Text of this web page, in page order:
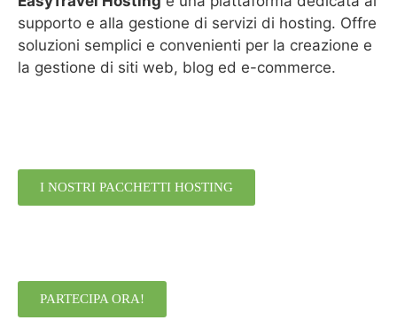
supporto e alla gestione di servizi di hosting. Offre
soluzioni semplici e convenienti per la creazione e
la gestione di siti web, blog ed e-commerce.
I NOSTRI PACCHETTI HOSTING
PARTECIPA ORA!